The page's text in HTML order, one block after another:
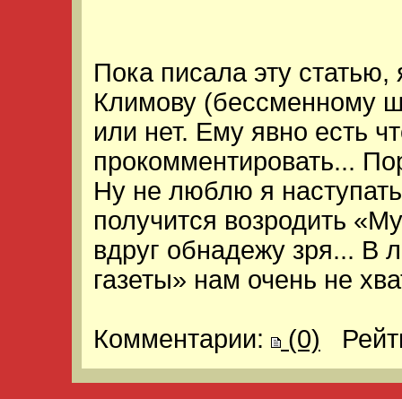
Пока писала эту
Климову (бессменному
или нет. Ему явно есть
прокомментировать...
Ну не люблю я
получится возродить
вдруг обнадежу зря... В
газеты» нам очень не
Комментарии: (0)